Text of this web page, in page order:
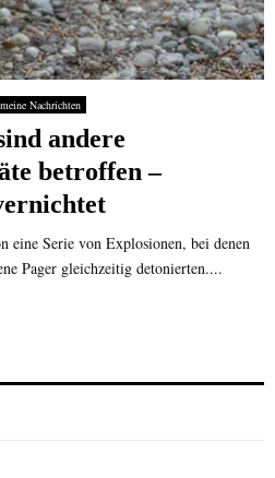
Nachrichten
andere
betroffen –
eine Serie von Explosionen, bei denen
Pager gleichzeitig detonierten....